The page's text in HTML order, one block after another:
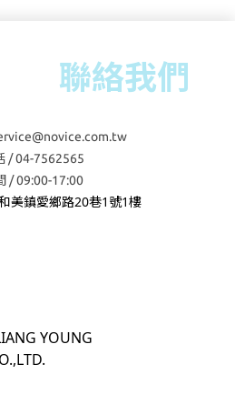
聯絡我們
/ 04-7562565
/ 09:00-17:00
美鎮愛鄉路20巷1號1樓
YOUNG